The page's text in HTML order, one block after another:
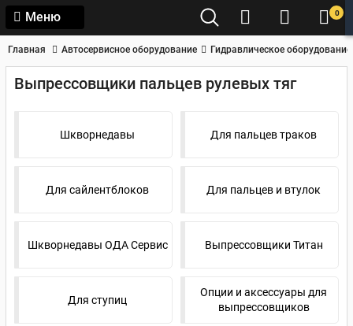
Меню 0
Главная Автосервисное оборудование Гидравлическое оборудование
Выпрессовщики пальцев рулевых тяг
Шкворнедавы Для пальцев траков
Для сайлентблоков Для пальцев и втулок
Шкворнедавы ОДА Сервис Выпрессовщики Титан
Для ступиц
Опции и аксессуары для
выпрессовщиков